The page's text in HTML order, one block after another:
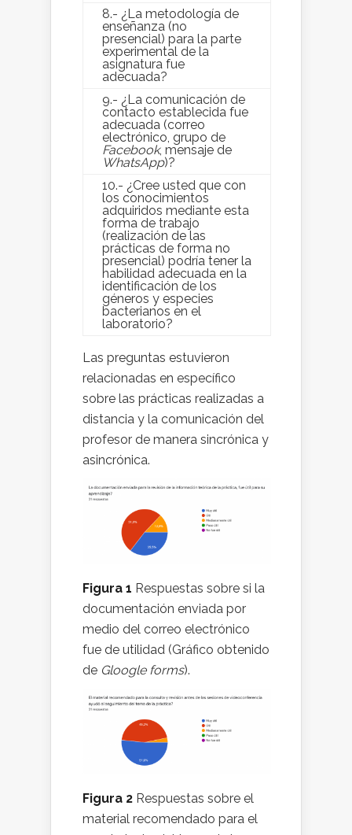
8.- ¿La metodología de
enseñanza (no
presencial) para la parte
experimental de la
asignatura fue
adecuada?
9.- ¿La comunicación de
contacto establecida fue
adecuada (correo
electrónico, grupo de
Facebook, mensaje de
WhatsApp)?
10.- ¿Cree usted que con
los conocimientos
adquiridos mediante esta
forma de trabajo
(realización de las
prácticas de forma no
presencial) podría tener la
habilidad adecuada en la
identificación de los
géneros y especies
bacterianos en el
laboratorio?
Las preguntas estuvieron
relacionadas en específico
sobre las prácticas realizadas a
distancia y la comunicación del
profesor de manera sincrónica y
asincrónica.
Figura 1 Respuestas sobre si la
documentación enviada por
medio del correo electrónico
fue de utilidad (Gráfico obtenido
de Gloogle forms).
Figura 2 Respuestas sobre el
material recomendado para el